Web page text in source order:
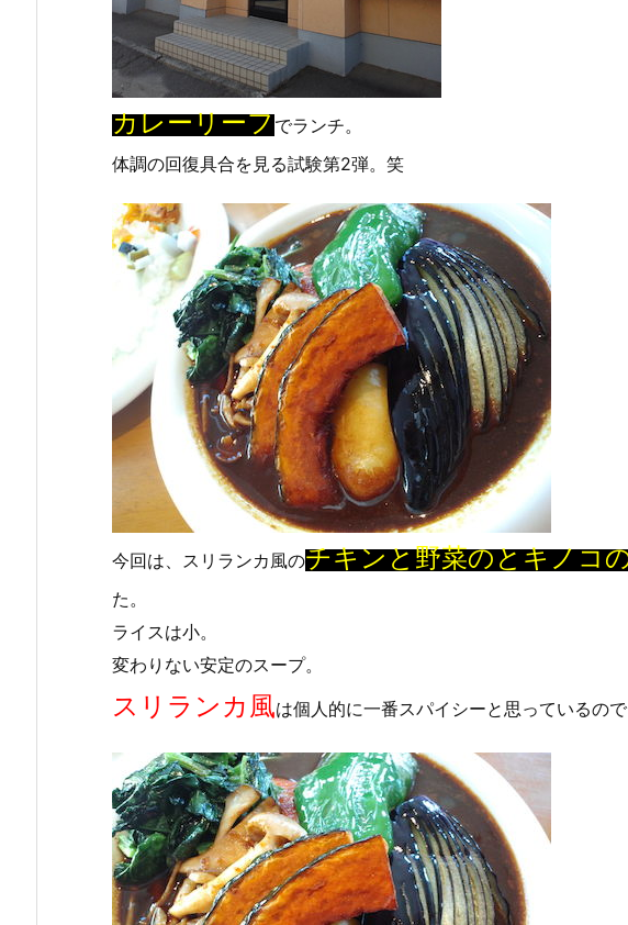
カレーリーフでランチ。
体調の回復具合を見る試験第2弾。笑
今回は、スリランカ風のチキンと野菜のとキノコ
た。
ライスは小。
変わりない安定のスープ。
スリランカ風は個人的に一番スパイシーと思っているので